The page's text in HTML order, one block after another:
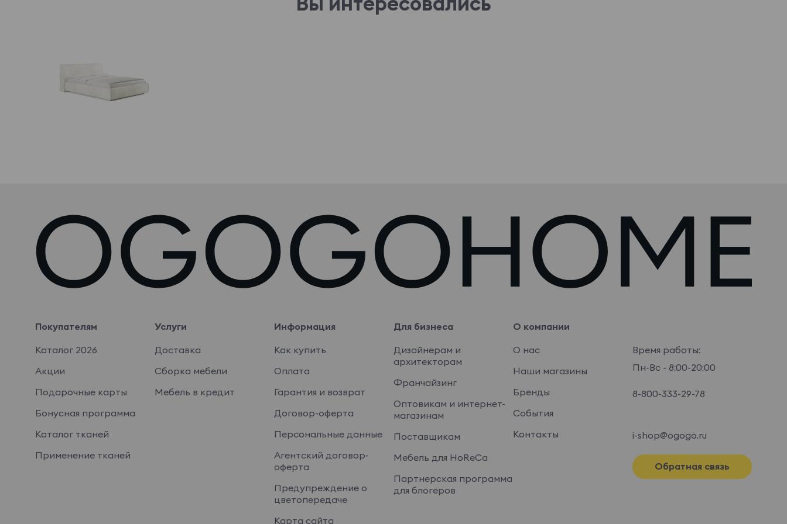
Покупателям
Каталог 2026
Акции
Подарочные карты
Бонусная программа
Каталог тканей
Применение тканей
Услуги
Доставка
Сборка мебели
Мебель в кредит
Информация
Как купить
Оплата
Гарантия и возврат
Договор-оферта
Персональные данные
Агентский договор-
оферта
Предупреждение о
цветопередаче
Карта сайта
Для бизнеса
Дизайнерам и
архитекторам
Франчайзинг
Оптовикам и интернет-
магазинам
Поставщикам
Мебель для HoReCa
Партнерская программа
для блогеров
О компании
О нас
Наши магазины
Бренды
События
Контакты
Время работы:
Пн-Вс - 8:00-20:00
8-800-333-29-78
i-shop@ogogo.ru
Обратная связь